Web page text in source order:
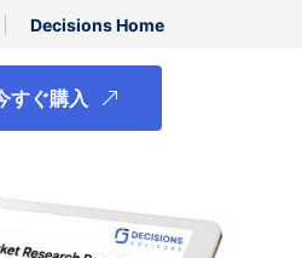
Decisions Home
すぐ購入